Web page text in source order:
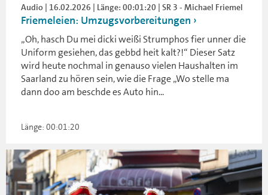
Audio | 16.02.2026 | Länge: 00:01:20 | SR 3 - Michael Friemel
Friemeleien: Umzugsvorbereitungen
„Oh, hasch Du mei dicki weißi Strumphos fier unner die
Uniform gesiehen, das gebbd heit kalt?!“ Dieser Satz
wird heute nochmal in genauso vielen Haushalten im
Saarland zu hören sein, wie die Frage „Wo stelle ma
dann doo am beschde es Auto hin...
Länge: 00:01:20